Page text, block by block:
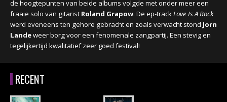
de hoogtepunten van beide albums volgde met onder meer een
fraaie solo van gitarist Roland Grapow. De ep-trackLove Is A Rock
werd eveneens ten gehore gebracht en zoals verwacht stond Jorn
Landeweer borg voor een fenomenale zangpartij. Een stevig en
tegelijkertijd kwalitatief zeer goed festival!
RECENT